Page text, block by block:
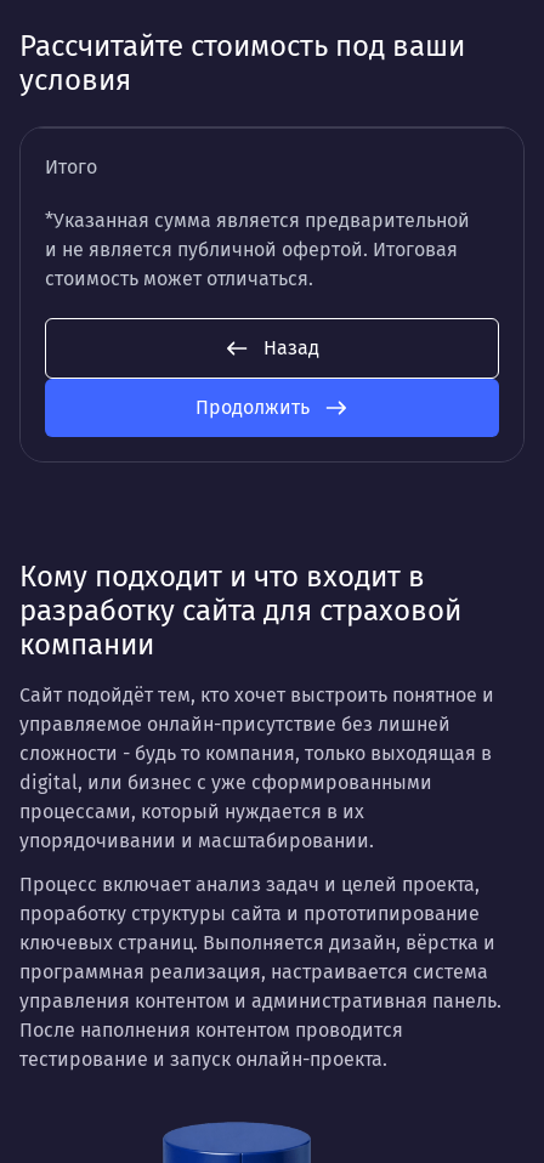
Рассчитайте стоимость под ваши
условия
Итого
*Указанная сумма является предварительной
и не является публичной офертой. Итоговая
стоимость может отличаться.
Назад
Продолжить
Кому подходит и что входит в
разработку сайта для страховой
компании
Сайт подойдёт тем, кто хочет выстроить понятное и
управляемое онлайн-присутствие без лишней
сложности - будь то компания, только выходящая в
digital, или бизнес с уже сформированными
процессами, который нуждается в их
упорядочивании и масштабировании.
Процесс включает анализ задач и целей проекта,
проработку структуры сайта и прототипирование
ключевых страниц. Выполняется дизайн, вёрстка и
программная реализация, настраивается система
управления контентом и административная панель.
После наполнения контентом проводится
тестирование и запуск онлайн-проекта.